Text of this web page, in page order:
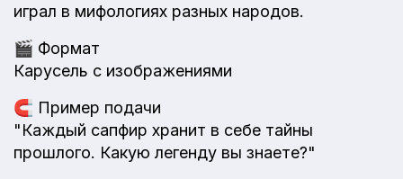
играл в мифологиях разных народов.
🎬 Формат
Карусель с изображениями
🧲 Пример подачи
"Каждый сапфир хранит в себе тайны
прошлого. Какую легенду вы знаете?"